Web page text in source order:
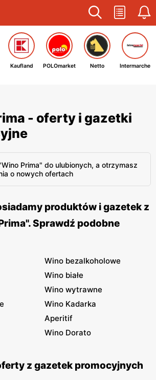
Kaufland POLOmarket Netto Intermarche
- oferty i gazetki
Prima" do ulubionych, a otrzymasz
o nowych ofertach
produktów i gazetek z
Sprawdź podobne
Wino bezalkoholowe
Wino białe
Wino wytrawne
Wino Kadarka
Aperitif
Wino Dorato
z gazetek promocyjnych